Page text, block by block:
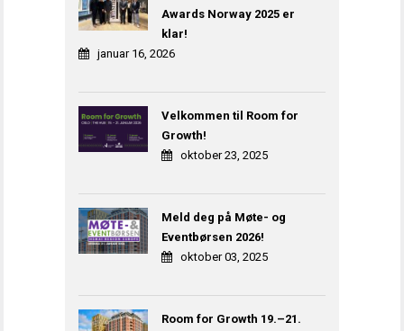
Awards Norway 2025 er
klar!
januar 16, 2026
Velkommen til Room for
Growth!
oktober 23, 2025
Meld deg på Møte- og
Eventbørsen 2026!
oktober 03, 2025
Room for Growth 19.–21.